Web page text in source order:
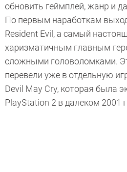
обновить геймплей, жанр и
По первым наработкам
Resident Evil, а самый
харизматичным главным
сложными головоломками.
перевели уже в отдельную
Devil May Cry, которая была
PlayStation 2 в далеком 2001